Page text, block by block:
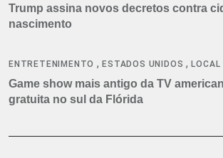
Trump assina novos decretos contra
nascimento
ENTRETENIMENTO ,ESTADOS UNIDOS ,LOCAL
Game show mais antigo da TV
gratuita no sul da Flórida